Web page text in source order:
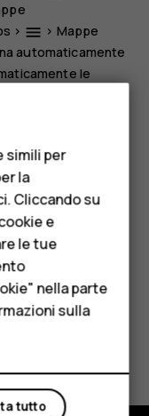
> menu > Mappe
automaticamente
le
e il nome della
simili per
la
Cliccando su
e
le tue
nella parte
sulla
tutto